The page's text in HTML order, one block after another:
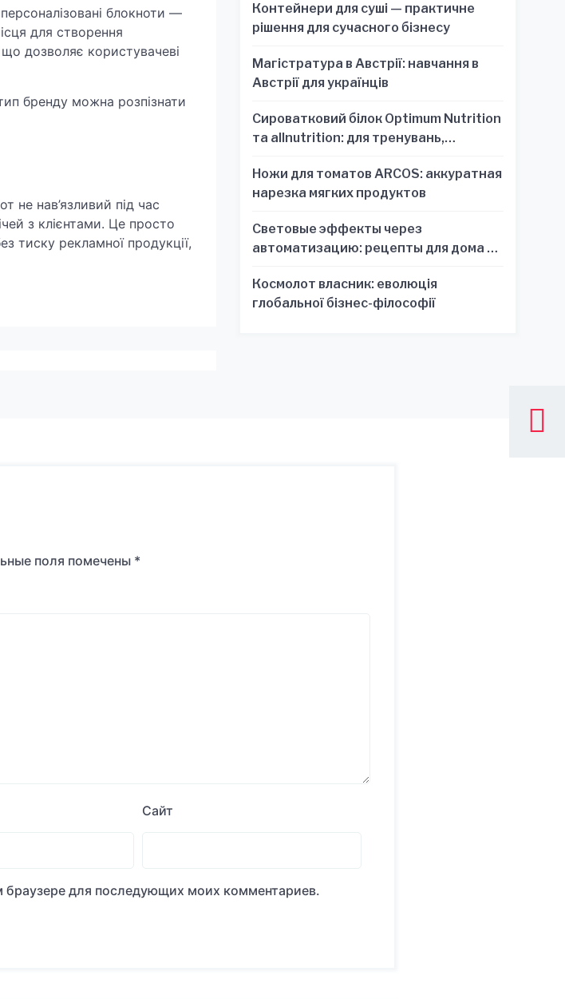
блокноти —
для створення
дозволяє користувачеві
бренду можна розпізнати
не нав’язливий під час
з клієнтами. Це просто
тиску рекламної продукції,
Контейнери для суші — практичне
рішення для сучасного бізнесу
Магістратура в Австрії: навчання в
Австрії для українців
Сироватковий білок Optimum Nutrition
та allnutrition: для тренувань,
Ножи для томатов ARCOS: аккуратная
нарезка мягких продуктов
Световые эффекты через
автоматизацию: рецепты для дома и
Космолот власник: еволюція
глобальної бізнес-філософії
поля помечены *
Сайт
браузере для последующих моих комментариев.